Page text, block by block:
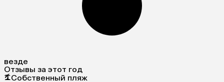
везде
Отзывы за этот год
Собственный пляж